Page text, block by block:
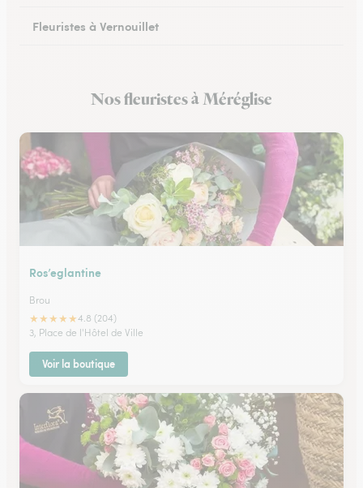
Fleuristes à Vernouillet
Fleuristes à LucéNos fleuristes à Méréglise
Ros’eglantine
Brou
★★★★★4.8 (204)
3, Place de l'Hôtel de Ville
Voir la boutique